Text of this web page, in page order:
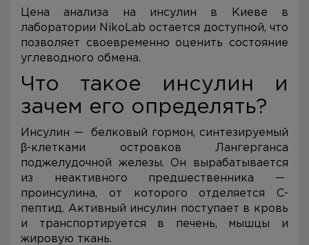
Цена анализа на инсулин в Киеве в
лаборатории NikoLab остается доступной, что
позволяет своевременно оценить состояние
углеводного обмена.
Что такое инсулин и
зачем его определять?
Инсулин — белковый гормон, синтезируемый
β-клетками островков Лангерганса
поджелудочной железы. Он вырабатывается
из неактивного предшественника —
проинсулина, от которого отделяется С-
пептид. Активный инсулин поступает в кровь
и транспортируется в печень, мышцы и
жировую ткань.